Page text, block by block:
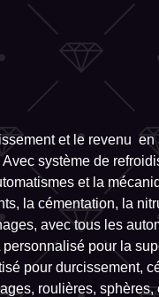
et le revenu
système de
et la
la cémentation, la
avec tous les
pour la
pour durcissement,
roulières, sphères,